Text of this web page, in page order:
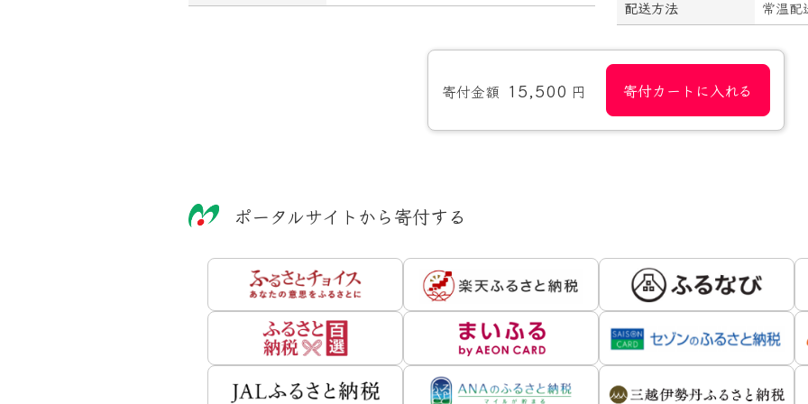
配送方法 常温配
寄付金額 15,500 円 寄付カートに入れる
ポータルサイトから寄付する